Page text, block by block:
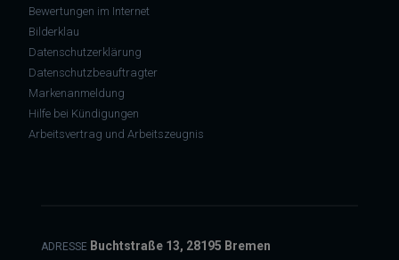
Bewertungen im Internet
Bilderklau
Datenschutzerklärung
Datenschutzbeauftragter
Markenanmeldung
Hilfe bei Kündigungen
Arbeitsvertrag und Arbeitszeugnis
ADRESSE Buchtstraße 13, 28195 Bremen